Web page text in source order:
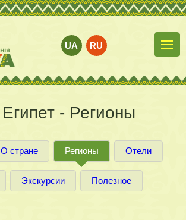
UA RU
Египет - Регионы
О стране Регионы Отели
Экскурсии Полезное